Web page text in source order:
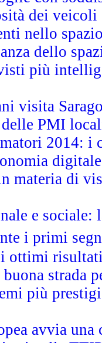
dei veicoli
nello
dello
più
visita
delle PMI
2014:
digitale
materia di
e
i primi
ottimi
strada
più
avvia